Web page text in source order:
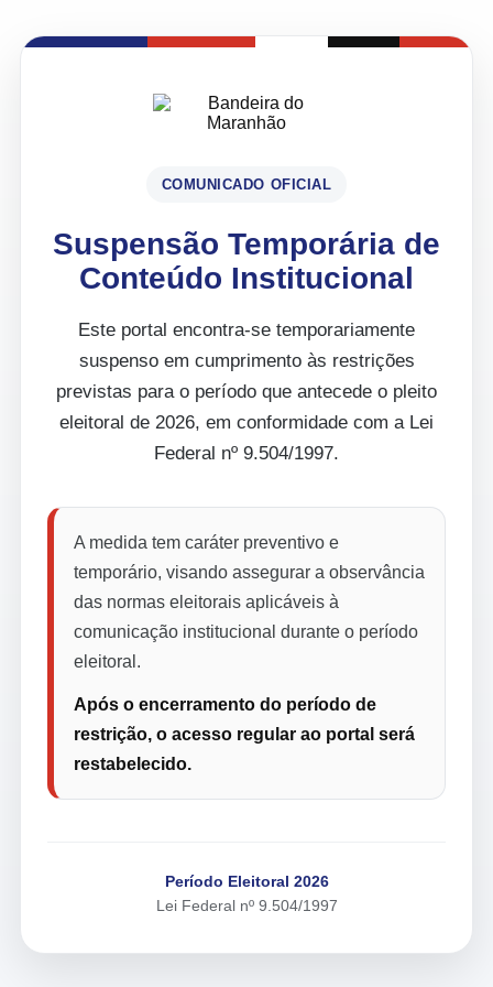
COMUNICADO OFICIAL
Suspensão Temporária de
Conteúdo Institucional
Este portal encontra-se temporariamente
suspenso em cumprimento às restrições
previstas para o período que antecede o pleito
eleitoral de 2026, em conformidade com a Lei
Federal nº 9.504/1997.
A medida tem caráter preventivo e
temporário, visando assegurar a observância
das normas eleitorais aplicáveis à
comunicação institucional durante o período
eleitoral.
Após o encerramento do período de
restrição, o acesso regular ao portal será
restabelecido.
Período Eleitoral 2026
Lei Federal nº 9.504/1997